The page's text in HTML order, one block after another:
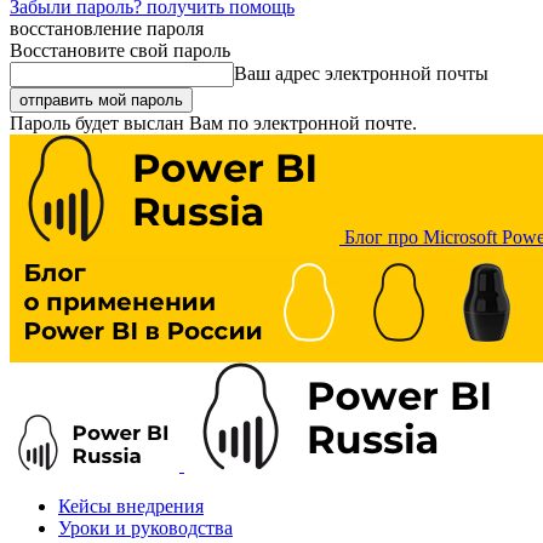
Забыли пароль? получить помощь
восстановление пароля
Восстановите свой пароль
Ваш адрес электронной почты
Пароль будет выслан Вам по электронной почте.
Блог про Microsoft
Кейсы внедрения
Уроки и руководства